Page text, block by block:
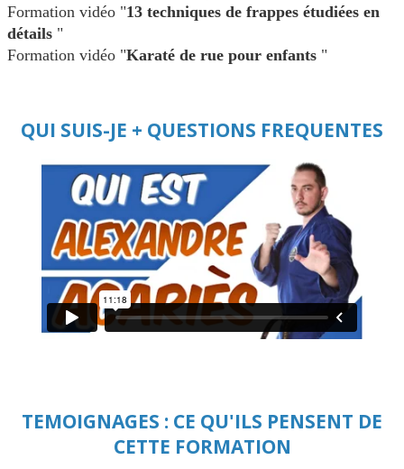
Formation vidéo "13 techniques de frappes étudiées en
détails "
Formation vidéo "Karaté de rue pour enfants "
QUI SUIS-JE + QUESTIONS FREQUENTES
TEMOIGNAGES : CE QU'ILS PENSENT DE
CETTE FORMATION